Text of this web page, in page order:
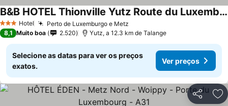
3 EstrelasHotel Perto de Luxemburgo e Metz
B&B HOTEL Thionville Yutz Route du Luxembourg
Ver preços
8,1 Muito boa 2.520 Yutz, a 12.3 km de Talange
Selecione as datas para ver os preços
exatos.
Ver preços
Partilhar